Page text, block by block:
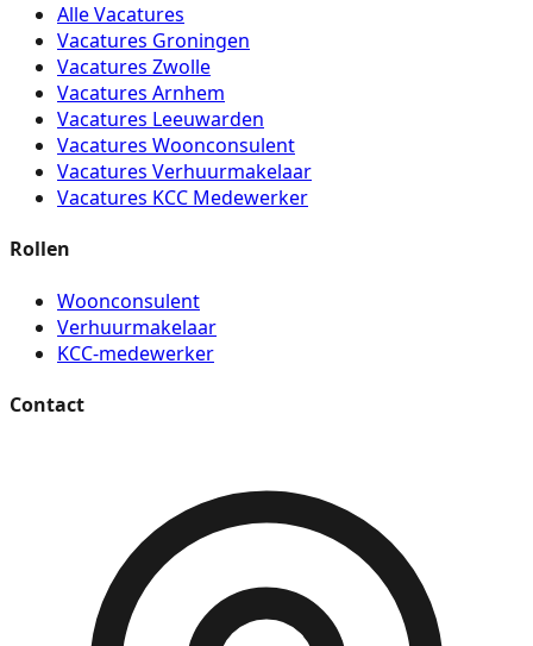
Alle Vacatures
Vacatures Groningen
Vacatures Zwolle
Vacatures Arnhem
Vacatures Leeuwarden
Vacatures Woonconsulent
Vacatures Verhuurmakelaar
Vacatures KCC Medewerker
Rollen
Woonconsulent
Verhuurmakelaar
KCC-medewerker
Contact